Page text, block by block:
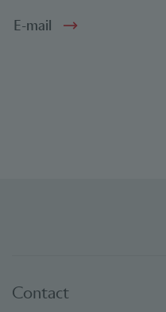
E-mail
Contact